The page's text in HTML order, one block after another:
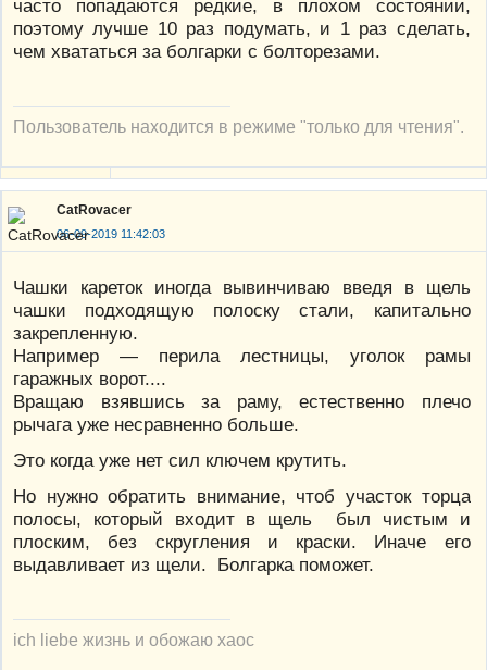
часто попадаются редкие, в плохом состоянии,
поэтому лучше 10 раз подумать, и 1 раз сделать,
чем хвататься за болгарки с болторезами.
Пользователь находится в режиме "только для чтения".
CatRovacer
06-09-2019 11:42:03
Чашки кареток иногда вывинчиваю введя в щель
чашки подходящую полоску стали, капитально
закрепленную.
Например — перила лестницы, уголок рамы
гаражных ворот....
Вращаю взявшись за раму, естественно плечо
рычага уже несравненно больше.
Это когда уже нет сил ключем крутить.
Но нужно обратить внимание, чтоб участок торца
полосы, который входит в щель был чистым и
плоским, без скругления и краски. Иначе его
выдавливает из щели. Болгарка поможет.
ich liebe жизнь и обожаю хаос